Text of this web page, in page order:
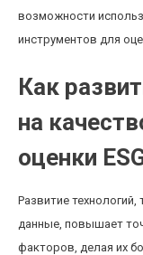
возможности
инструментов для
Как
на
оценки
Развитие
данные, повышает
факторов, делая их